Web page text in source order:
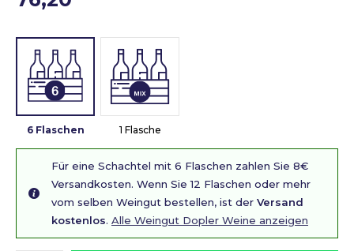
6 Flaschen 1 Flasche
Für eine Schachtel mit 6 Flaschen zahlen Sie 8€
Versandkosten. Wenn Sie 12 Flaschen oder mehr
vom selben Weingut bestellen, ist der Versand
kostenlos. Alle Weingut Dopler Weine anzeigen